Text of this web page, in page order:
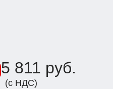
5 811 руб.
(с НДС)